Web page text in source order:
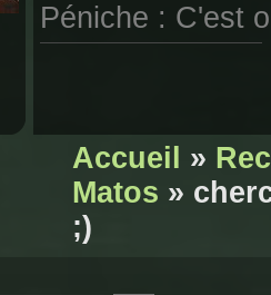
Péniche : C'est
Accueil »
Matos »
;)